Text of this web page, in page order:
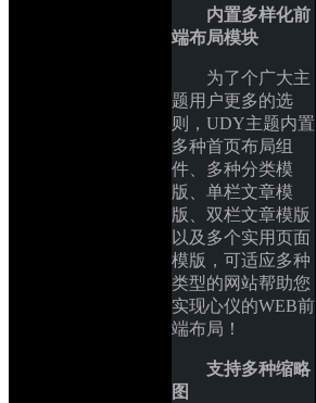
内置多样化前
端布局模块
为了个广大主
题用户更多的选
则，UDY主题内置
多种首页布局组
件、多种分类模
版、单栏文章模
版、双栏文章模版
以及多个实用页面
模版，可适应多种
类型的网站帮助您
实现心仪的WEB前
端布局！
支持多种缩略
图